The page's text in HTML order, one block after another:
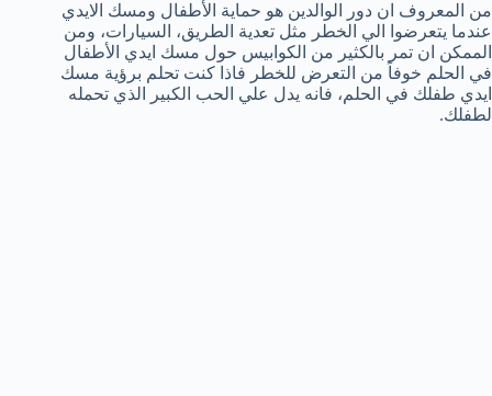
من المعروف ان دور الوالدين هو حماية الأطفال ومسك الايدي
عندما يتعرضوا الي الخطر مثل تعدية الطريق، السيارات، ومن
الممكن ان تمر بالكثير من الكوابيس حول مسك ايدي الأطفال
في الحلم خوفاً من التعرض للخطر فاذا كنت تحلم برؤية مسك
ايدي طفلك في الحلم، فانه يدل علي الحب الكبير الذي تحمله
لطفلك.